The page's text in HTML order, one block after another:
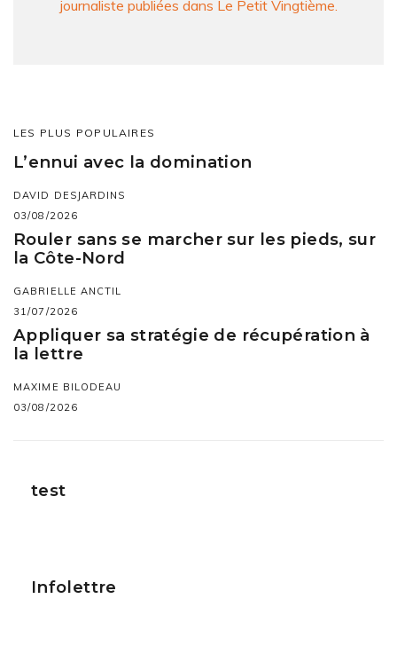
journaliste publiées dans Le Petit Vingtième.
LES PLUS POPULAIRES
L’ennui avec la domination
DAVID DESJARDINS
03/08/2026
Rouler sans se marcher sur les pieds, sur
la Côte-Nord
GABRIELLE ANCTIL
31/07/2026
Appliquer sa stratégie de récupération à
la lettre
MAXIME BILODEAU
03/08/2026
test
Infolettre